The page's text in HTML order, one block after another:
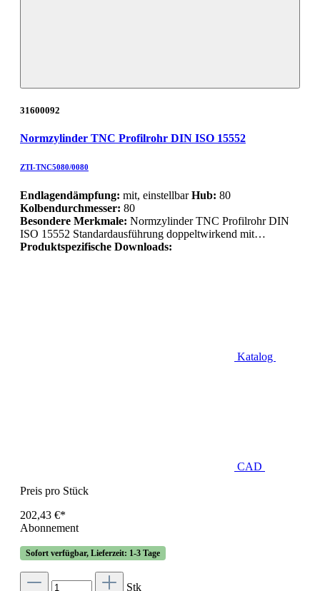
31600092
Normzylinder TNC Profilrohr DIN ISO 15552
ZTI-TNC5080/0080
Endlagendämpfung: mit, einstellbarHub: 80
Kolbendurchmesser: 80
Besondere Merkmale: Normzylinder TNC Profilrohr DIN
ISO 15552 Standardausführung doppeltwirkend mit…
Produktspezifische Downloads:
Katalog
CAD
Preis pro Stück
202,43 €*
Abonnement
Sofort verfügbar, Lieferzeit: 1-3 Tage
Stk